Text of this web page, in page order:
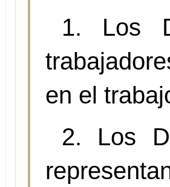
1. Los
en el
2. Los